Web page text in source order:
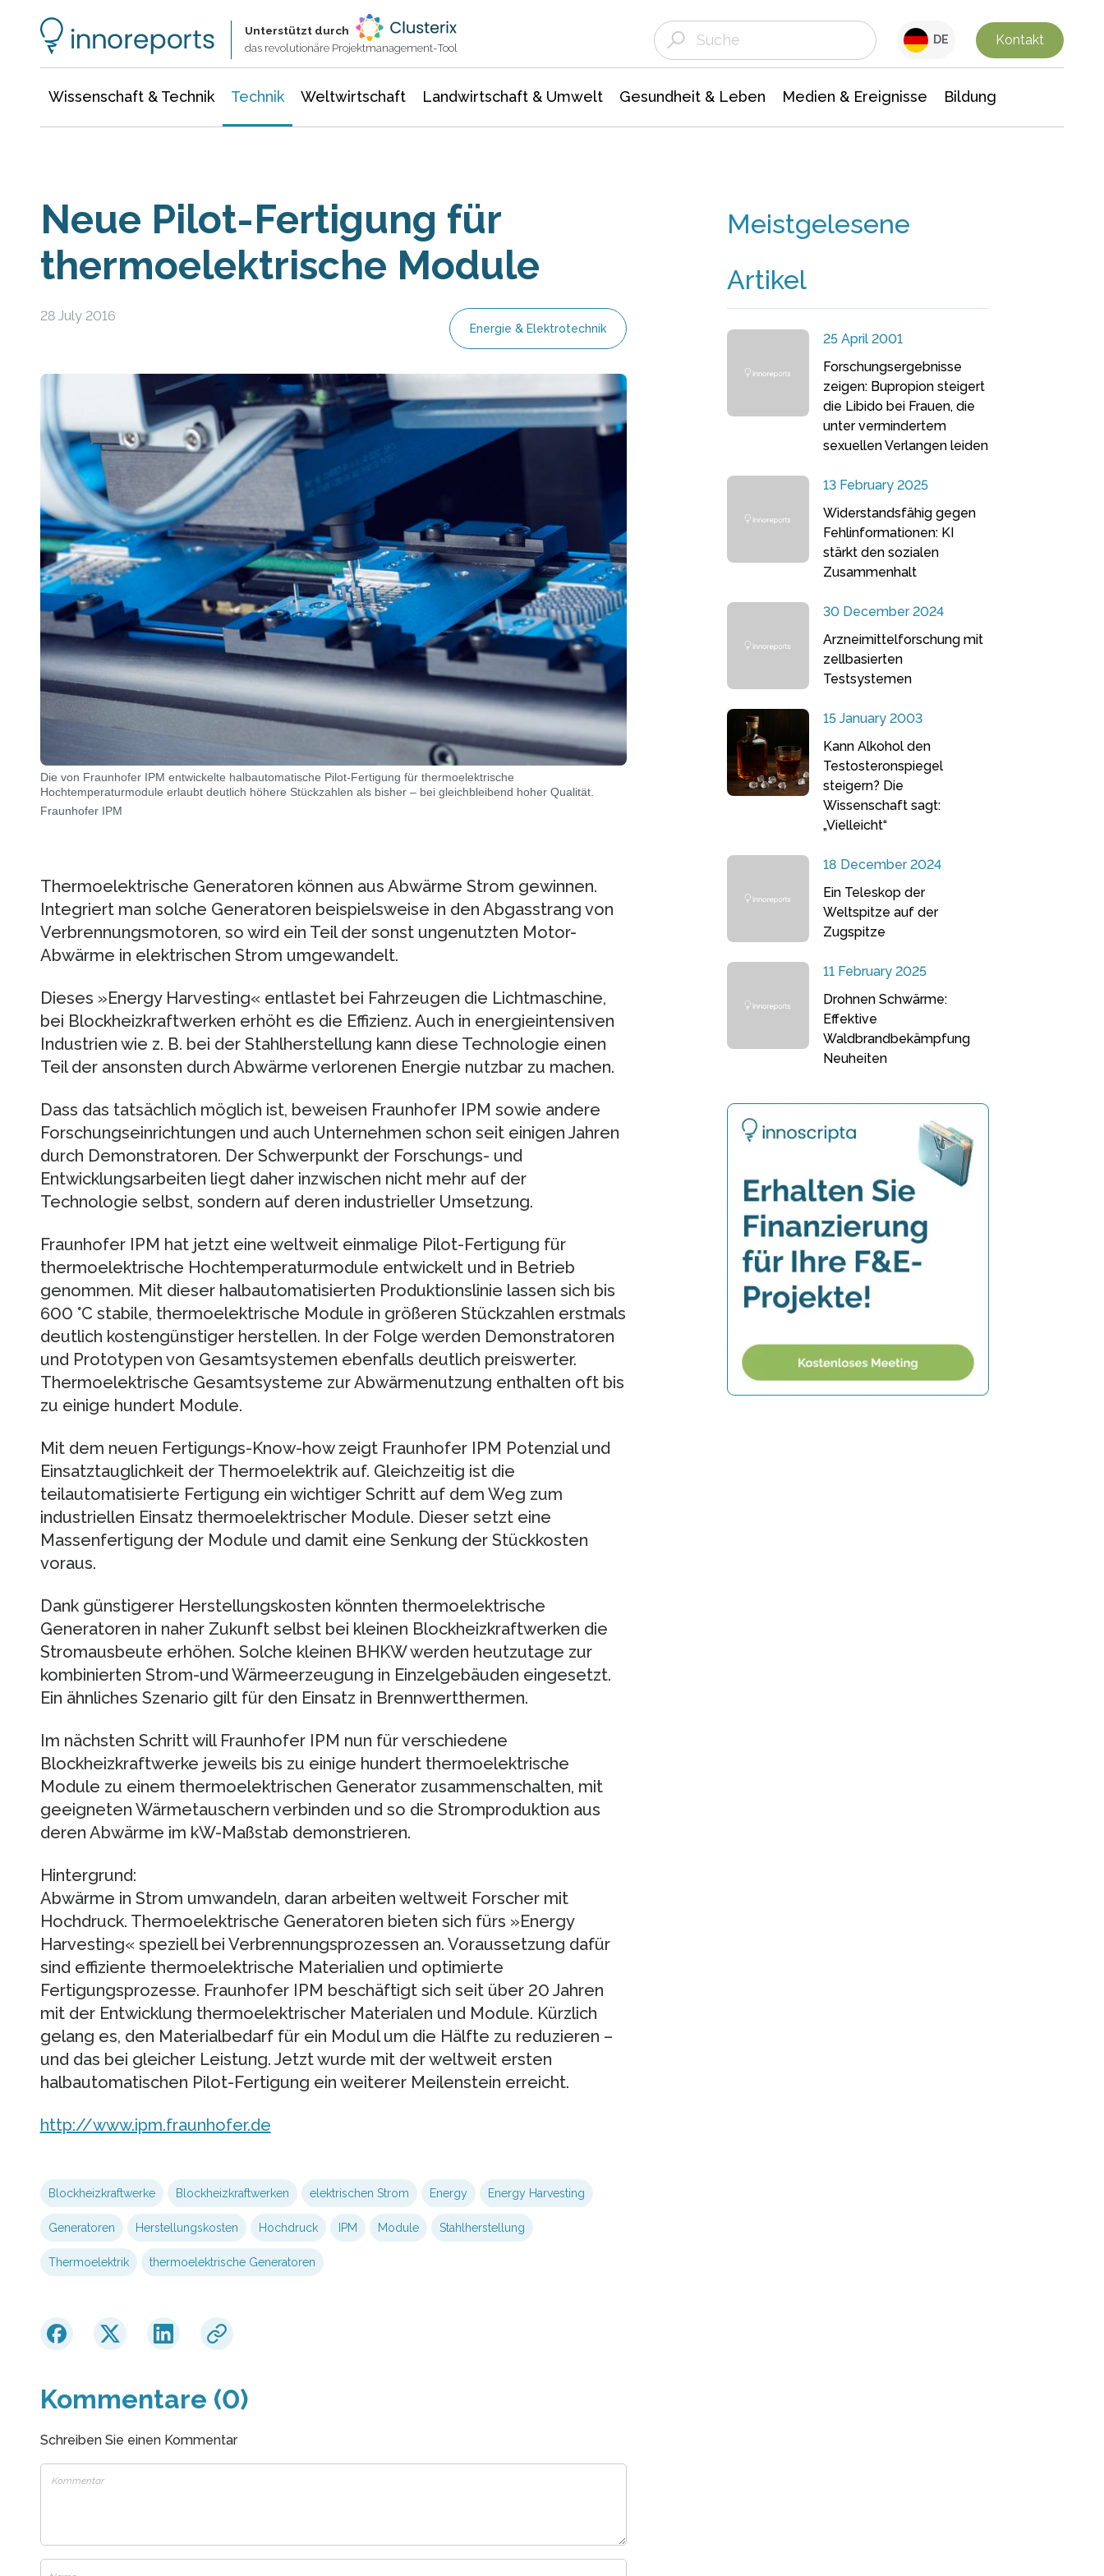
Unterstützt durch
das revolutionäre Projektmanagement-Tool
DE Kontakt
Wissenschaft & Technik Technik Weltwirtschaft Landwirtschaft & Umwelt Gesundheit & Leben Medien & Ereignisse Bildung
Neue Pilot-Fertigung für
thermoelektrische Module
28 July 2016
Energie & Elektrotechnik
Die von Fraunhofer IPM entwickelte halbautomatische Pilot-Fertigung für thermoelektrische
Hochtemperaturmodule erlaubt deutlich höhere Stückzahlen als bisher – bei gleichbleibend hoher Qualität.
Fraunhofer IPM
Thermoelektrische Generatoren können aus Abwärme Strom gewinnen.
Integriert man solche Generatoren beispielsweise in den Abgasstrang von
Verbrennungsmotoren, so wird ein Teil der sonst ungenutzten Motor-
Abwärme in elektrischen Strom umgewandelt.
Dieses »Energy Harvesting« entlastet bei Fahrzeugen die Lichtmaschine,
bei Blockheizkraftwerken erhöht es die Effizienz. Auch in energieintensiven
Industrien wie z. B. bei der Stahlherstellung kann diese Technologie einen
Teil der ansonsten durch Abwärme verlorenen Energie nutzbar zu machen.
Dass das tatsächlich möglich ist, beweisen Fraunhofer IPM sowie andere
Forschungseinrichtungen und auch Unternehmen schon seit einigen Jahren
durch Demonstratoren. Der Schwerpunkt der Forschungs- und
Entwicklungsarbeiten liegt daher inzwischen nicht mehr auf der
Technologie selbst, sondern auf deren industrieller Umsetzung.
Fraunhofer IPM hat jetzt eine weltweit einmalige Pilot-Fertigung für
thermoelektrische Hochtemperaturmodule entwickelt und in Betrieb
genommen. Mit dieser halbautomatisierten Produktionslinie lassen sich bis
600 °C stabile, thermoelektrische Module in größeren Stückzahlen erstmals
deutlich kostengünstiger herstellen. In der Folge werden Demonstratoren
und Prototypen von Gesamtsystemen ebenfalls deutlich preiswerter.
Thermoelektrische Gesamtsysteme zur Abwärmenutzung enthalten oft bis
zu einige hundert Module.
Mit dem neuen Fertigungs-Know-how zeigt Fraunhofer IPM Potenzial und
Einsatztauglichkeit der Thermoelektrik auf. Gleichzeitig ist die
teilautomatisierte Fertigung ein wichtiger Schritt auf dem Weg zum
industriellen Einsatz thermoelektrischer Module. Dieser setzt eine
Massenfertigung der Module und damit eine Senkung der Stückkosten
voraus.
Dank günstigerer Herstellungskosten könnten thermoelektrische
Generatoren in naher Zukunft selbst bei kleinen Blockheizkraftwerken die
Stromausbeute erhöhen. Solche kleinen BHKW werden heutzutage zur
kombinierten Strom-und Wärmeerzeugung in Einzelgebäuden eingesetzt.
Ein ähnliches Szenario gilt für den Einsatz in Brennwertthermen.
Im nächsten Schritt will Fraunhofer IPM nun für verschiedene
Blockheizkraftwerke jeweils bis zu einige hundert thermoelektrische
Module zu einem thermoelektrischen Generator zusammenschalten, mit
geeigneten Wärmetauschern verbinden und so die Stromproduktion aus
deren Abwärme im kW-Maßstab demonstrieren.
Hintergrund:
Abwärme in Strom umwandeln, daran arbeiten weltweit Forscher mit
Hochdruck. Thermoelektrische Generatoren bieten sich fürs »Energy
Harvesting« speziell bei Verbrennungsprozessen an. Voraussetzung dafür
sind effiziente thermoelektrische Materialien und optimierte
Fertigungsprozesse. Fraunhofer IPM beschäftigt sich seit über 20 Jahren
mit der Entwicklung thermoelektrischer Materialen und Module. Kürzlich
gelang es, den Materialbedarf für ein Modul um die Hälfte zu reduzieren –
und das bei gleicher Leistung. Jetzt wurde mit der weltweit ersten
halbautomatischen Pilot-Fertigung ein weiterer Meilenstein erreicht.
http://www.ipm.fraunhofer.de
Blockheizkraftwerke Blockheizkraftwerken elektrischen Strom Energy Energy Harvesting
Generatoren Herstellungskosten Hochdruck IPM Module Stahlherstellung
Thermoelektrik thermoelektrische Generatoren
Kommentare (0)
Schreiben Sie einen Kommentar
Meistgelesene
Artikel
25 April 2001
Forschungsergebnisse
zeigen: Bupropion steigert
die Libido bei Frauen, die
unter vermindertem
sexuellen Verlangen leiden
13 February 2025
Widerstandsfähig gegen
Fehlinformationen: KI
stärkt den sozialen
Zusammenhalt
30 December 2024
Arzneimittelforschung mit
zellbasierten
Testsystemen
15 January 2003
Kann Alkohol den
Testosteronspiegel
steigern? Die
Wissenschaft sagt:
„Vielleicht“
18 December 2024
Ein Teleskop der
Weltspitze auf der
Zugspitze
11 February 2025
Drohnen Schwärme:
Effektive
Waldbrandbekämpfung
Neuheiten